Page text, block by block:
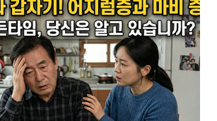
토막 난 구조 지금까지 도수치료는 병원이 마
수 있었다. 같은 치료인데 어떤 병원은 8만 원,
을 받았다. “부르는 게 값”이라는 말이 괜히 나
보험심사평가원 의료행위전문평가위원회에
4만 원에서 4만 3천 원 선으로 잠정 결정했다.
반 이하로 떨어지는 셈이다. 대한개원의협의